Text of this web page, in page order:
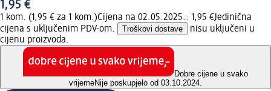
1,95 €
1 kom. (1,95 € za 1 kom.)Cijena na 02.05.2025.: 1,95 €Jedinična
cijena s uključenim PDV-om.
Troškovi dostave
nisu uključeni u
cijenu proizvoda.
Dobre cijene u svako
vrijemeNije poskupjelo od 03.10.2024.